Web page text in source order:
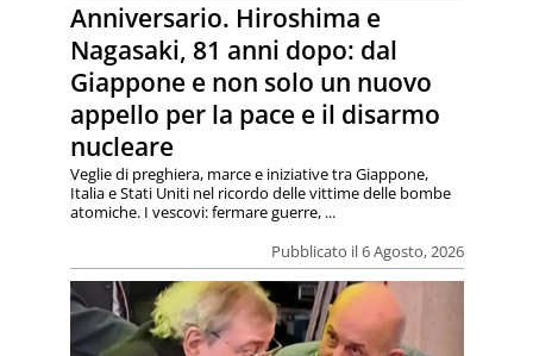
Anniversario. Hiroshima e
Nagasaki, 81 anni dopo: dal
Giappone e non solo un nuovo
appello per la pace e il disarmo
nucleare
Pubblicato il 6 Agosto, 2026
Veglie di preghiera, marce e iniziative tra Giappone,
Italia e Stati Uniti nel ricordo delle vittime delle bombe
atomiche. I vescovi: fermare guerre, ...